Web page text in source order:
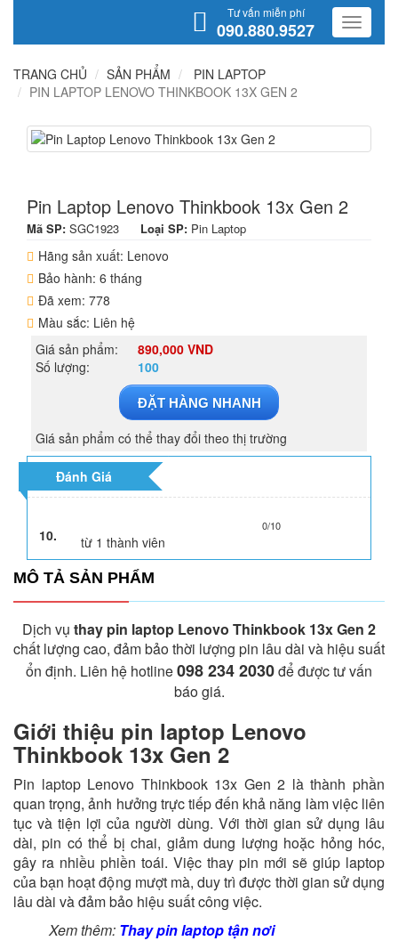
Tư vấn miễn phí
090.880.9527
TRANG CHỦ SẢN PHẨM
PIN LAPTOP
PIN LAPTOP LENOVO THINKBOOK 13X GEN 2
Pin Laptop Lenovo Thinkbook 13x Gen 2
Mã SP: SGC1923 Loại SP: Pin Laptop
Hãng sản xuất: Lenovo
Bảo hành: 6 tháng
Đã xem: 778
Màu sắc: Liên hệ
Giá sản phẩm:
890,000 VND
Số lượng:
100
ĐẶT HÀNG NHANH
Giá sản phẩm có thể thay đổi theo thị trường
Đánh Giá
10.
0/10
từ 1 thành viên
MÔ TẢ SẢN PHẨM
Dịch vụ thay pin laptop Lenovo Thinkbook 13x Gen 2
chất lượng cao, đảm bảo thời lượng pin lâu dài và hiệu suất
ổn định. Liên hệ hotline098 234 2030để được tư vấn
báo giá.
Giới thiệu pin laptop Lenovo
Thinkbook 13x Gen 2
Pin laptop Lenovo Thinkbook 13x Gen 2 là thành phần
quan trọng, ảnh hưởng trực tiếp đến khả năng làm việc liên
tục và tiện lợi của người dùng. Với thời gian sử dụng lâu
dài, pin có thể bị chai, giảm dung lượng hoặc hỏng hóc,
gây ra nhiều phiền toái. Việc thay pin mới sẽ giúp laptop
của bạn hoạt động mượt mà, duy trì được thời gian sử dụng
lâu dài và đảm bảo hiệu suất công việc.
Xem thêm: Thay pin laptop tận nơi